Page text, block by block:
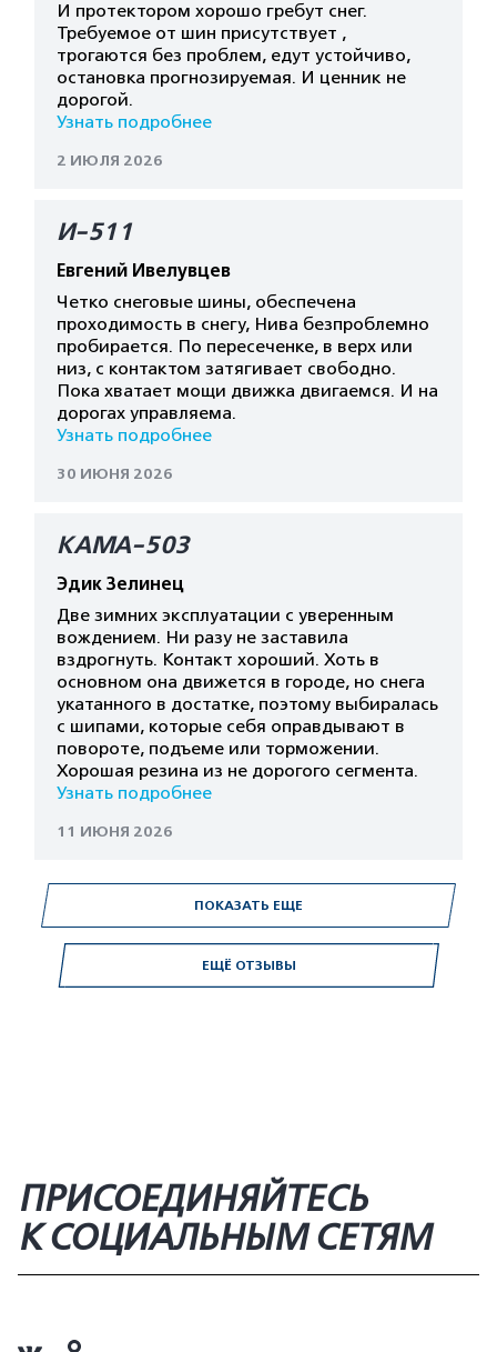
ЕЩЁ ОТЗЫВЫ
И протектором хорошо гребут снег.
Требуемое от шин присутствует ,
трогаются без проблем, едут устойчиво,
остановка прогнозируемая. И ценник не
дорогой.
Узнать подробнее
2 ИЮЛЯ 2026
И-511
Евгений Ивелувцев
Четко снеговые шины, обеспечена
проходимость в снегу, Нива безпроблемно
пробирается. По пересеченке, в верх или
низ, с контактом затягивает свободно.
Пока хватает мощи движка двигаемся. И на
дорогах управляема.
Узнать подробнее
30 ИЮНЯ 2026
КАМА-503
Эдик Зелинец
Две зимних эксплуатации с уверенным
вождением. Ни разу не заставила
вздрогнуть. Контакт хороший. Хоть в
основном она движется в городе, но снега
укатанного в достатке, поэтому выбиралась
с шипами, которые себя оправдывают в
повороте, подъеме или торможении.
Хорошая резина из не дорогого сегмента.
Узнать подробнее
11 ИЮНЯ 2026
ПОКАЗАТЬ ЕЩЕ
ПРИСОЕДИНЯЙТЕСЬ
К СОЦИАЛЬНЫМ СЕТЯМ